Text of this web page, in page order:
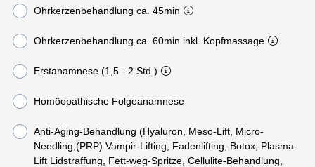
Ohrkerzenbehandlung ca. 45min
Ohrkerzenbehandlung ca. 60min inkl. Kopfmassage
Erstanamnese (1,5 - 2 Std.)
Homöopathische Folgeanamnese
Anti-Aging-Behandlung (Hyaluron, Meso-Lift, Micro-
Needling,(PRP) Vampir-Lifting, Fadenlifting, Botox, Plasma
Lift Lidstraffung, Fett-weg-Spritze, Cellulite-Behandlung,